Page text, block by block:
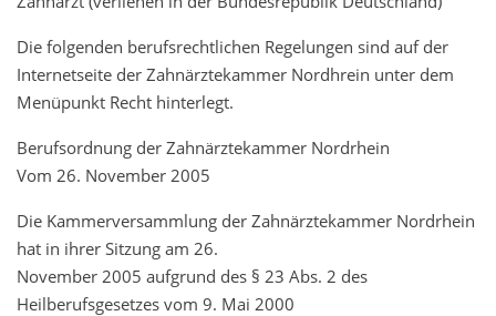
Die folgenden berufsrechtlichen Regelungen sind auf der
Internetseite der Zahnärztekammer Nordhrein unter dem
Menüpunkt Recht hinterlegt.
Berufsordnung der Zahnärztekammer Nordrhein
Vom 26. November 2005
Die Kammerversammlung der Zahnärztekammer Nordrhein
hat in ihrer Sitzung am 26.
November 2005 aufgrund des § 23 Abs. 2 des
Heilberufsgesetzes vom 9. Mai 2000